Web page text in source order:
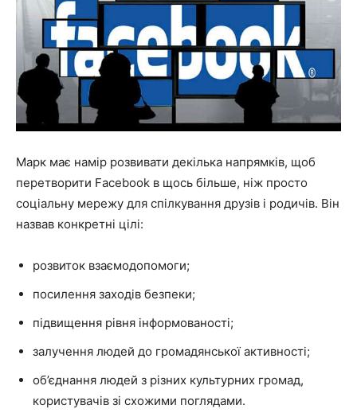
Марк має намір розвивати декілька напрямків, щоб
перетворити Facebook в щось більше, ніж просто
соціальну мережу для спілкування друзів і родичів. Він
назвав конкретні цілі:
розвиток взаємодопомоги;
посилення заходів безпеки;
підвищення рівня інформованості;
залучення людей до громадянської активності;
об’єднання людей з різних культурних громад,
користувачів зі схожими поглядами.